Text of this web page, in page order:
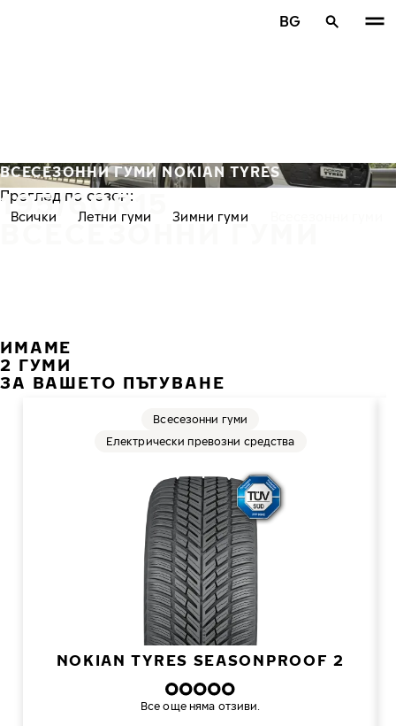
BG
195/60R15
ВСЕСЕЗОННИ ГУМИ
ВСЕСЕЗОННИ ГУМИ NOKIAN TYRES
Преглед по сезон:
Всички Летни гуми Зимни гуми
ИМАМЕ
2 ГУМИ
ЗА ВАШЕТО ПЪТУВАНЕ
NOKIAN TYRES SEASONPROOF 2
Всесезонни гуми
Електрически превозни средства
Все още няма отзиви.